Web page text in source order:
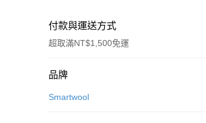
付款與運送方式
超取滿NT$1,500免運
付款方式
信用卡一次付款
品牌
Smartwool